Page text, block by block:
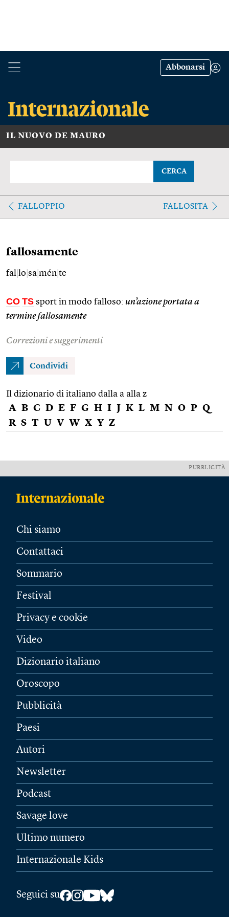
Abbonarsi
IL NUOVO DE MAURO
CERCA
FALLOPPIO FALLOSITA
fallosamente
fal lo sa mén te
CO TS sport in modo falloso: un’azione portata a
termine fallosamente
Correzioni e suggerimenti
Condividi
Il dizionario di italiano dalla a alla z
A B C D E F G H I J K L M N O P Q
R S T U V W X Y Z
PUBBLICITÀ
Chi siamo
Contattaci
Sommario
Festival
Privacy e cookie
Video
Dizionario italiano
Oroscopo
Pubblicità
Paesi
Autori
Newsletter
Podcast
Savage love
Ultimo numero
Internazionale Kids
Seguici su